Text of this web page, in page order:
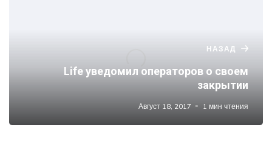
НАЗАД
Life уведомил операторов о своем
закрытии
Август 18, 2017 1 мин чтения